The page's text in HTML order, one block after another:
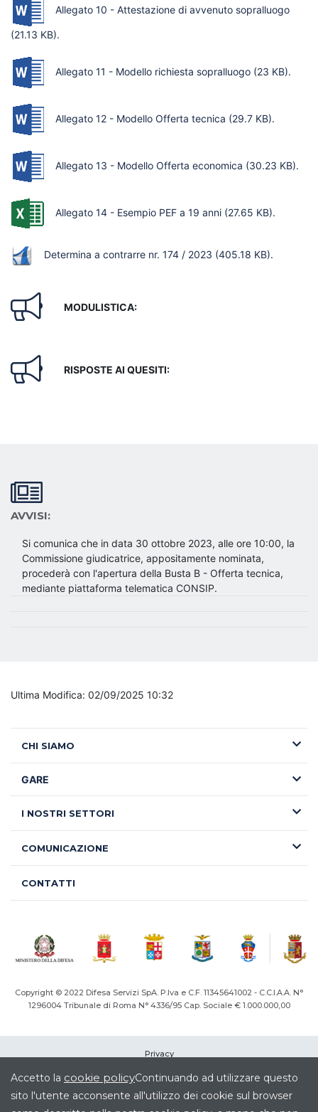
Allegato 10 - Attestazione di avvenuto sopralluogo
(21.13 KB).
Allegato 11 - Modello richiesta sopralluogo (23 KB).
Allegato 12 - Modello Offerta tecnica (29.7 KB).
Allegato 13 - Modello Offerta economica (30.23 KB).
Allegato 14 - Esempio PEF a 19 anni (27.65 KB).
Determina a contrarre nr. 174 / 2023 (405.18 KB).
MODULISTICA:
RISPOSTE AI QUESITI:
AVVISI:
Si comunica che in data 30 ottobre 2023, alle ore 10:00, la
Commissione giudicatrice, appositamente nominata,
procederà con l'apertura della Busta B - Offerta tecnica,
mediante piattaforma telematica CONSIP.
Ultima Modifica: 02/09/2025 10:32
CHI SIAMO
GARE
I NOSTRI SETTORI
COMUNICAZIONE
CONTATTI
Copyright © 2022 Difesa Servizi SpA. P.Iva e C.F. 11345641002 - C.C.I.A.A. N°
1296004Tribunale di Roma N° 4336/95 Cap. Sociale € 1.000.000,00
Privacy
Cookie
Note legali
Società Trasparente
Accetto la cookie policyContinuando ad utilizzare questo
sito l'utente acconsente all'utilizzo dei cookie sul browser